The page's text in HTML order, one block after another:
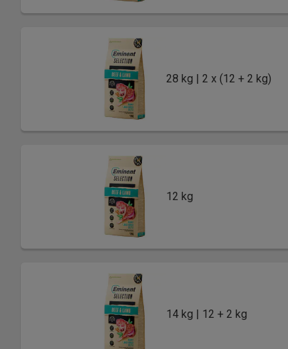
28 kg | 2 x (12 + 2 kg)
12 kg
14 kg | 12 + 2 kg